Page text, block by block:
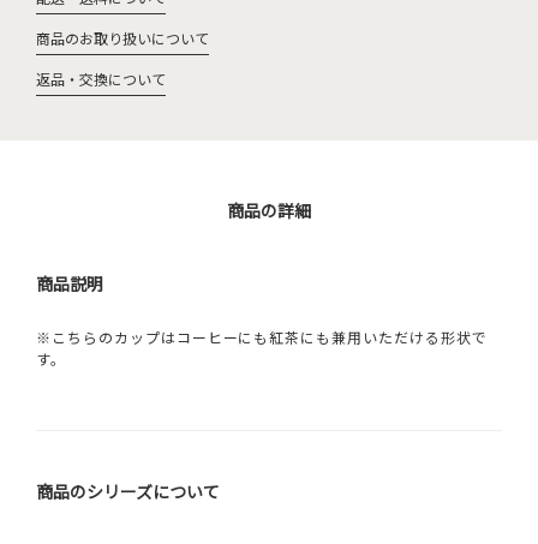
商品のお取り扱いについて
返品・交換について
商品の詳細
商品説明
※こちらのカップはコーヒーにも紅茶にも兼用いただける形状で
す。
商品のシリーズについて